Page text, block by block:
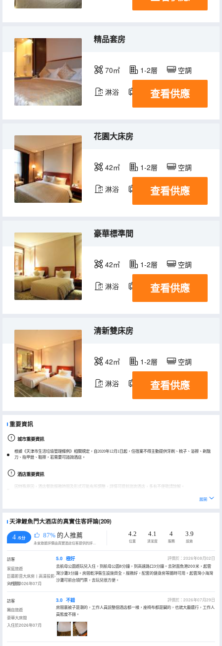
精品套房
70㎡ 1-2層 空調
淋浴 電視機
查看供應
花園大床房
42㎡ 1-2層 空調
淋浴 電視機
查看供應
豪華標準間
42㎡ 1-2層 空調
淋浴 電視機
查看供應
清新雙床房
42㎡ 1-2層 空調
淋浴 電視機
查看供應
重要資訊
城市重要資訊
根據《天津市生活垃圾管理條例》相關規定，自2020年12月1日起，住宿業不得主動提供牙刷、梳子、浴擦、剃鬚
刀、指甲銼、鞋擦，若需要可諮詢酒店。
酒店重要資訊
因特殊原因，酒店餐飲服務時間及形式可能有所調整，詳情可提前諮詢酒店，多有不便敬請諒解。
展開
天津鯉魚門大酒店的真實住客評論(209)
4 /5分 87% 的人推薦
永安旅遊評價由真實酒店住客提供的評價。
4.2
位置
4.1
清潔度
4
服務
3.9
設施
訪客
家庭旅遊
巨幕影音大床房丨高清投影-
VIP觀影
入住於2026年07月
5.0 極好
評價於：2026年08月02日
去航母公園遊玩兒入住，到航母公園8分鐘，到高速路口3分鐘。去對面魚港200米，起雲
灣沙灘3分鐘。房間乾淨衞生設施齊全，服務好，配套的健身房等隨時可用。起雲灣小海灣
沙灘可前台領門票，去玩兒很方便。
訪客
獨自旅遊
豪華大床間
入住於2026年07月
3.0 不錯
評價於：2026年07月29日
房間裏被子是潮的，工作人員説整個酒店都一樣，座椅布都是臟的，也就大廳還行，工作人
員態度不錯。